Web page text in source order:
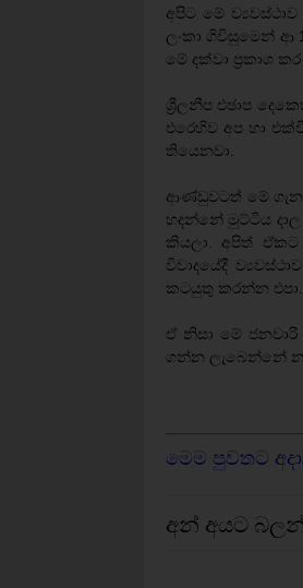
අපිට මේ
ලංකා ගිවිසුමෙන් ආ
මේ දක්වා ප්‍රකාශ
ශ්‍රීලනීප එඡාප
එරෙහිව අප හා
තියෙනවා.
ආණ්ඩුවටත් මේ ගැන
හදන්නේ මුට්ටිය
කියලා. අපිත්
විවාදයේදී
කටයුතු කරන්න
ඒ නිසා මේ
ගන්න ලැබෙන්නේ
මෙම පුවතට
අන් අයට